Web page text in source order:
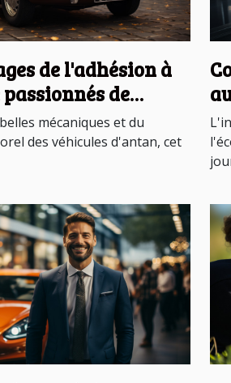
de l'adhésion à
de
mécaniques et du
des véhicules d'antan, cet